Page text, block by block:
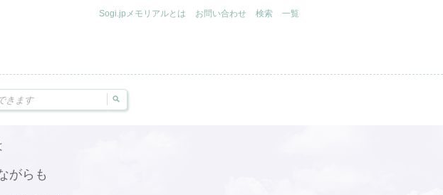
Sogi.jpメモリアルとは お問い合わせ 検索 一覧
がらも